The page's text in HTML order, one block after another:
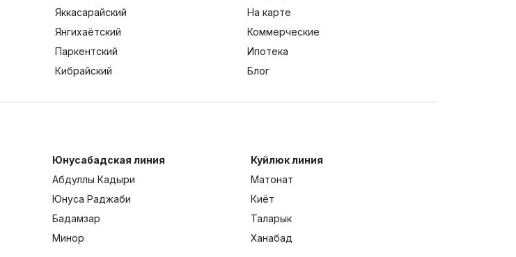
Яккасарайский
Янгихаётский
Паркентский
Кибрайский
На карте
Коммерческие
Ипотека
Блог
Юнусабадская линия
Абдуллы Кадыри
Юнуса Раджаби
Бадамзар
Минор
Куйлюк линия
Матонат
Киёт
Таларык
Ханабад